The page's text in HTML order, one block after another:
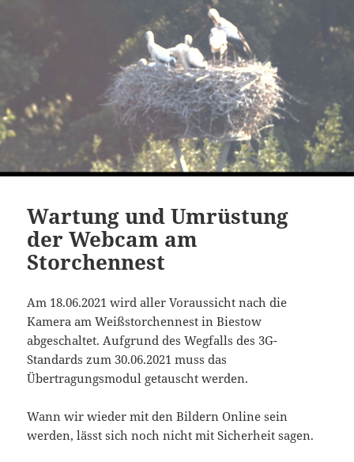
Wartung und Umrüstung
der Webcam am
Storchennest
Am 18.06.2021 wird aller Voraussicht nach die
Kamera am Weißstorchennest in Biestow
abgeschaltet. Aufgrund des Wegfalls des 3G-
Standards zum 30.06.2021 muss das
Übertragungsmodul getauscht werden.
Wann wir wieder mit den Bildern Online sein
werden, lässt sich noch nicht mit Sicherheit sagen.